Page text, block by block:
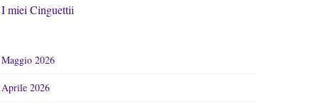
I miei Cinguettii
Maggio 2026
Aprile 2026